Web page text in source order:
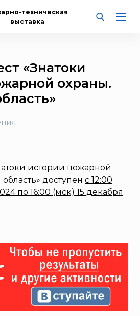
техническая
выставка
«Знатоки
охраны.
истории пожарной
доступен с 12:00
по 16:00 (мск) 15 декабря